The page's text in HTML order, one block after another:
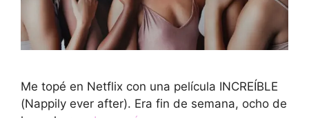
Me topé en Netflix con una película INCREÍBLE
(Nappily ever after). Era fin de semana, ocho de